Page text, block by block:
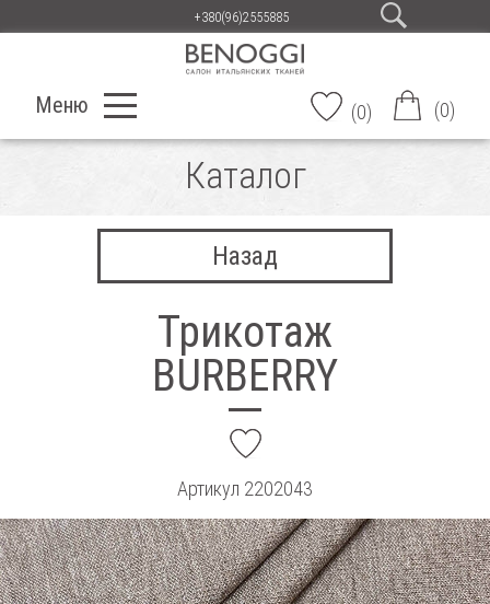
+380(96)2555885
Меню (0) (0)
Каталог
Назад
Трикотаж
BURBERRY
Артикул 2202043